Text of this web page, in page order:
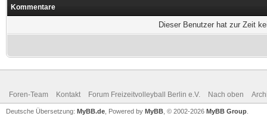
Kommentare
Dieser Benutzer hat zur Zeit
Foren-Team Kontakt Forum Freizeitvolleyball Berlin e.V. Nach oben
Deutsche Übersetzung: MyBB.de , Powered by MyBB , © 2002-2026 MyBB Group